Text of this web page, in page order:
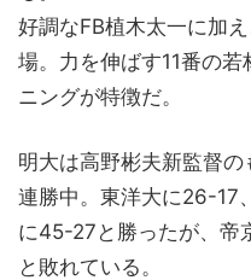
好調なFB植木太一に加
場。力を伸ばす11番の
ニングが特徴だ。
明大は高野彬夫新監督
連勝中。東洋大に26-17
に45-27と勝ったが、帝
と敗れている。